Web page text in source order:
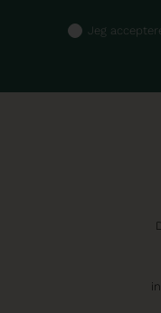
Jeg